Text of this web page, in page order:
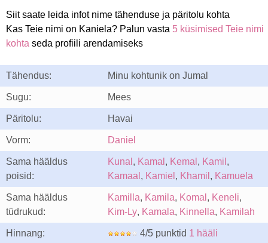
Siit saate leida infot nime tähenduse ja päritolu kohta
Kas Teie nimi on Kaniela? Palun vasta 5 küsimised Teie nimi
kohta seda profiili arendamiseks
Tähendus: Minu kohtunik on Jumal
Sugu: Mees
Päritolu: Havai
Vorm: Daniel
Sama hääldus
poisid:
Kunal , Kamal , Kemal , Kamil ,
Kamaal , Kamiel , Khamil , Kamuela
Sama hääldus
tüdrukud:
Kamilla, Kamila, Komal , Keneli,
Kim-Ly, Kamala, Kinnella, Kamilah
Hinnang: 4/5 punktid 1 hääli